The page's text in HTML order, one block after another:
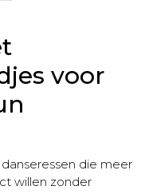
voor
die meer
willen zonder